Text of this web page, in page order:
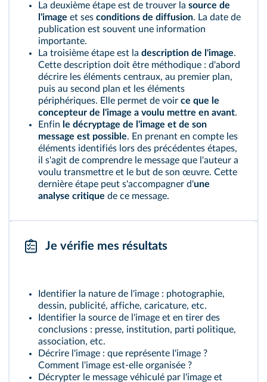
La deuxième étape est de trouver la source de
l'image et ses conditions de diffusion. La date de
publication est souvent une information
importante.
La troisième étape est la description de l'image.
Cette description doit être méthodique : d'abord
décrire les éléments centraux, au premier plan,
puis au second plan et les éléments
périphériques. Elle permet de voir ce que le
concepteur de l'image a voulu mettre en avant.
Enfin le décryptage de l'image et de son
message est possible. En prenant en compte les
éléments identifiés lors des précédentes étapes,
il s'agit de comprendre le message que l'auteur a
voulu transmettre et le but de son œuvre. Cette
dernière étape peut s'accompagner d'une
analyse critique de ce message.
Je vérifie mes résultats
Identifier la nature de l'image : photographie,
dessin, publicité, affiche, caricature, etc.
Identifier la source de l'image et en tirer des
conclusions : presse, institution, parti politique,
association, etc.
Décrire l'image : que représente l'image ?
Comment l'image est‑elle organisée ?
Décrypter le message véhiculé par l'image et